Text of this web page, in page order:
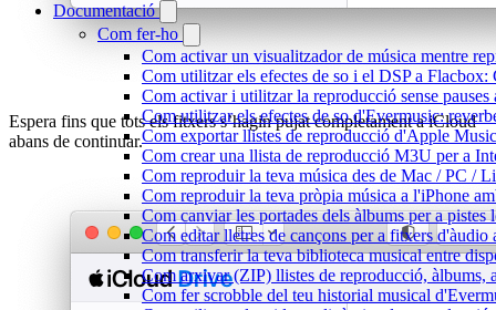
Documentació
Com fer-ho
Com activar un visualitzador de música mentre
Com utilitzar els efectes de so i el DSP a
Com activar i utilitzar la reproducció sense pauses
Com utilitzar els efectes de so d'Evermusic:
Com exportar llistes de reproducció d'Apple
Com crear una llista de reproducció M3U per a
Com reproduir la teva música des de Mac / PC
Com reproduir la teva pròpia música a l'iPhone
Com canviar les portades dels àlbums per a
Com editar lletres de cançons per a fitxers
Com transferir la teva biblioteca musical entre
Com arxivar (ZIP) llistes de reproducció, àlbums,
Com fer scrobble del teu historial musical
Espera fins que tots els fitxers s’hagin pujat completament a iCloud
abans de continuar.